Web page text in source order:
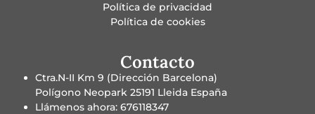
Política de privacidad
Política de cookies
Contacto
Ctra.N-II Km 9 (Dirección Barcelona)
Polígono Neopark 25191 Lleida España
Llámenos ahora: 676118347